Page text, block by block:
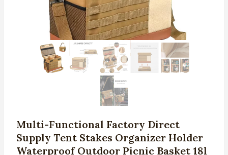
Multi-Functional Factory Direct
Supply Tent Stakes Organizer Holder
Waterproof Outdoor Picnic Basket 18l